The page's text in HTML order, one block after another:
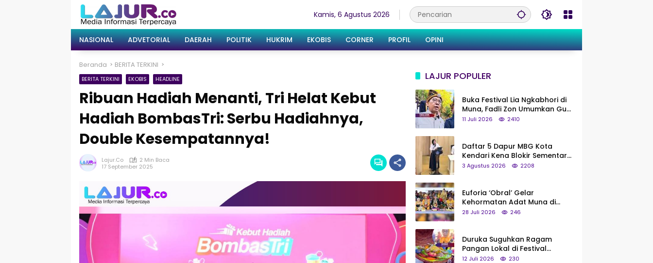
Kamis, 6 Agustus 2026
NASIONAL ADVETORIAL DAERAH POLITIK HUKRIM EKOBIS CORNER PROFIL OPINI
Beranda BERITA TERKINI
BERITA TERKINI EKOBIS HEADLINE
Ribuan Hadiah Menanti, Tri Helat Kebut
Hadiah BombasTri: Serbu Hadiahnya,
Double Kesempatannya!
Lajur.co
2 Min Baca
17 September 2025
LAJUR POPULER
Buka Festival Lia Ngkabhori di
Muna, Fadli Zon Umumkan Gua
Metanduno Segera Naik Status
11 Juli 2026 2410
Daftar 5 Dapur MBG Kota
Kendari Kena Blokir Sementara
dari Pusat
3 Agustus 2026 2208
Euforia ‘Obral’ Gelar
Kehormatan Adat Muna di
Silaturahmi KKMM, Ridwan Bae:
28 Juli 2026 246
Duruka Suguhkan Ragam
Pangan Lokal di Festival
Liangkobhori, Dari Umbi Rebus
12 Juli 2026 230